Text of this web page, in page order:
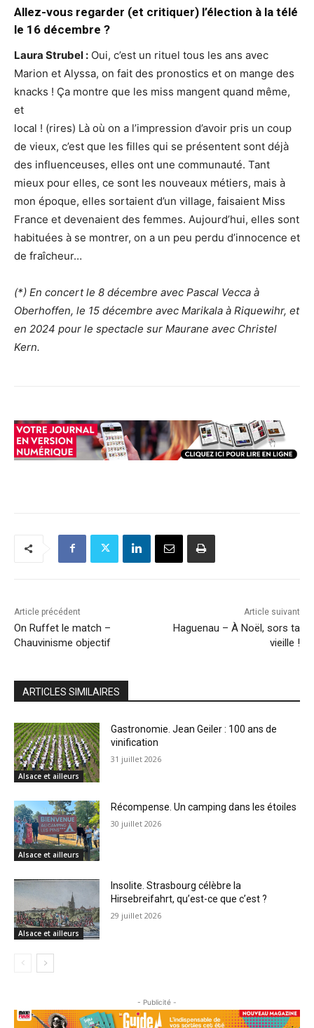
Allez-vous regarder (et critiquer) l’élection à la télé
le 16 décembre ?
Laura Strubel : Oui, c’est un rituel tous les ans avec
Marion et Alyssa, on fait des pronostics et on mange des
knacks ! Ça montre que les miss mangent quand même,
et
local ! (rires) Là où on a l’impression d’avoir pris un coup
de vieux, c’est que les filles qui se présentent sont déjà
des influenceuses, elles ont une communauté. Tant
mieux pour elles, ce sont les nouveaux métiers, mais à
mon époque, elles sortaient d’un village, faisaient Miss
France et devenaient des femmes. Aujourd’hui, elles sont
habituées à se montrer, on a un peu perdu d’innocence et
de fraîcheur…
(*) En concert le 8 décembre avec Pascal Vecca à
Oberhoffen, le 15 décembre avec Marikala à Riquewihr, et
en 2024 pour le spectacle sur Maurane avec Christel
Kern.
Article précédent
On Ruffet le match –
Chauvinisme objectif
Article suivant
Haguenau – À Noël, sors ta
vieille !
ARTICLES SIMILAIRES
Alsace et ailleurs
Gastronomie. Jean Geiler : 100 ans de
vinification
31 juillet 2026
Alsace et ailleurs
Récompense. Un camping dans les étoiles
30 juillet 2026
Alsace et ailleurs
Insolite. Strasbourg célèbre la
Hirsebreifahrt, qu’est-ce que c’est ?
29 juillet 2026
- Publicité -